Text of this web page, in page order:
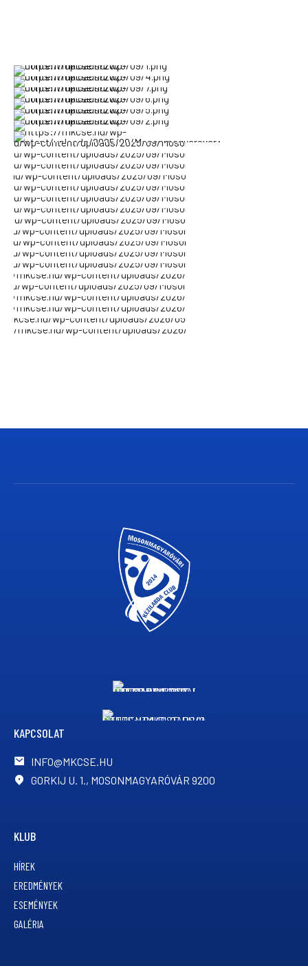
KAPCSOLAT
INFO@MKCSE.HU
GORKIJ U. 1., MOSONMAGYARÓVÁR 9200
KLUB
HÍREK
EREDMÉNYEK
ESEMÉNYEK
GALÉRIA